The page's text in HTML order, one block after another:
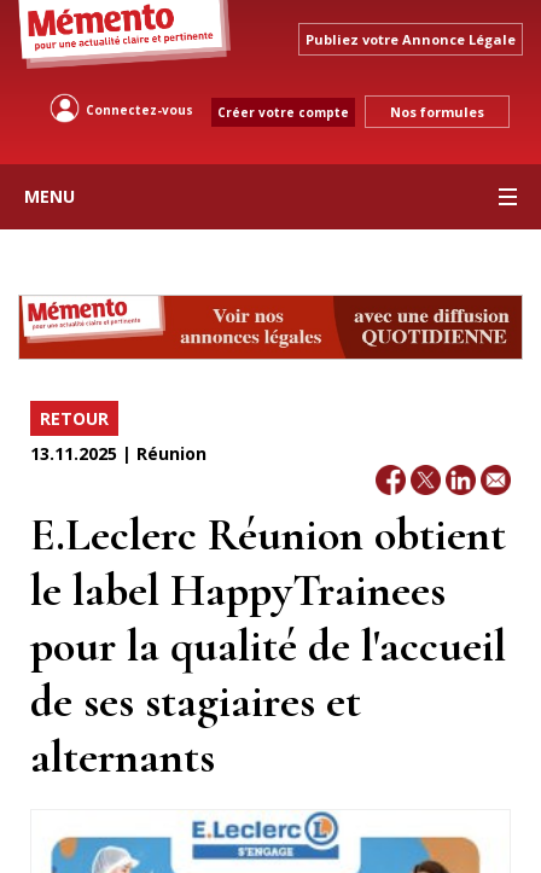
Publiez votre Annonce Légale
Connectez-vous Créer votre compte Nos formules
MENU
RETOUR
13.11.2025 | Réunion
E.Leclerc Réunion obtient
le label HappyTrainees
pour la qualité de l'accueil
de ses stagiaires et
alternants